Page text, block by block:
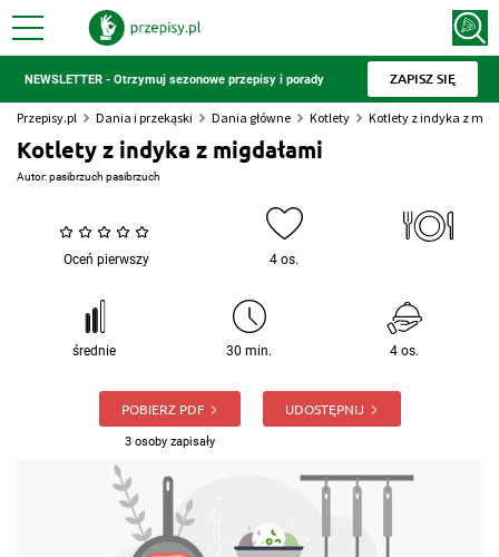
NEWSLETTER - Otrzymuj sezonowe przepisy i porady ZAPISZ SIĘ
Przepisy.pl Dania i przekąski Dania główne Kotlety Kotlety z indyka z
Kotlety z indyka z migdałami
Autor:pasibrzuch pasibrzuch
Oceń pierwszy 4 os.
średnie 30 min. 4 os.
POBIERZ PDF
3 osoby zapisały
UDOSTĘPNIJ